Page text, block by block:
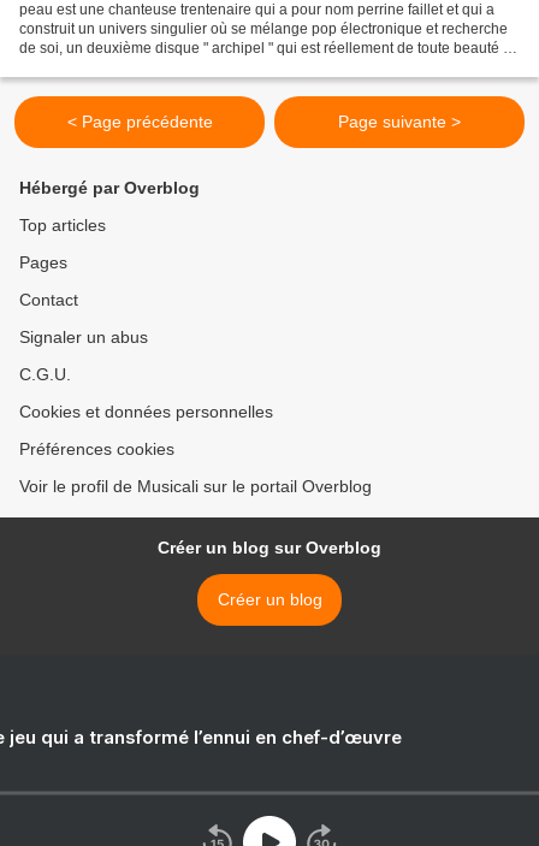
peau est une chanteuse trentenaire qui a pour nom perrine faillet et qui a
construit un univers singulier où se mélange pop électronique et recherche
de soi, un deuxième disque " archipel " qui est réellement de toute beauté et
< Page précédente Page suivante >
Hébergé par Overblog
Top articles
Pages
Contact
Signaler un abus
C.G.U.
Cookies et données personnelles
Préférences cookies
Voir le profil de Musicali sur le portail Overblog
Créer un blog sur Overblog
Créer un blog
jeu qui a transformé l’ennui en chef-d’œuvre